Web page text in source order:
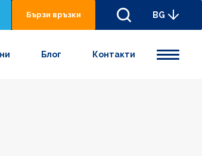
Бързи връзки BG
Блог Контакти